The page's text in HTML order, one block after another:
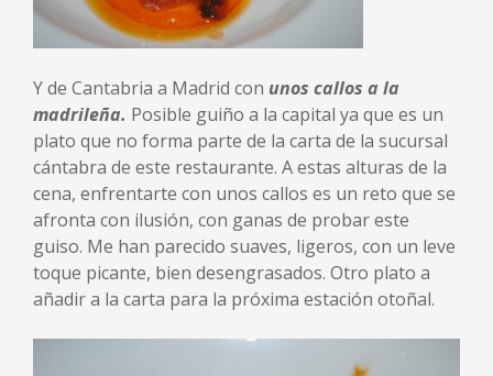
Y de Cantabria a Madrid con unos callos a la
madrileña. Posible guiño a la capital ya que es un
plato que no forma parte de la carta de la sucursal
cántabra de este restaurante. A estas alturas de la
cena, enfrentarte con unos callos es un reto que se
afronta con ilusión, con ganas de probar este
guiso. Me han parecido suaves, ligeros, con un leve
toque picante, bien desengrasados. Otro plato a
añadir a la carta para la próxima estación otoñal.